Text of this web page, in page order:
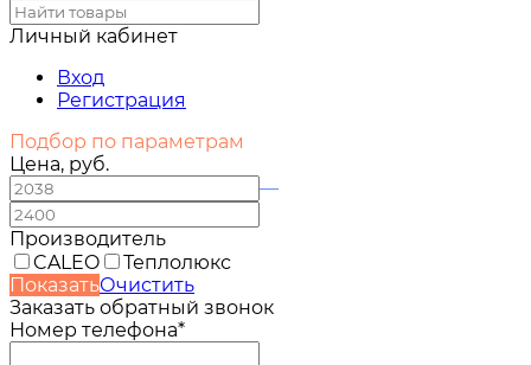
Личный кабинет
Вход
Регистрация
Подбор по параметрам
Цена, руб.
—
Производитель
CALEO
Теплолюкс
ПоказатьОчистить
Заказать обратный звонок
Номер телефона*